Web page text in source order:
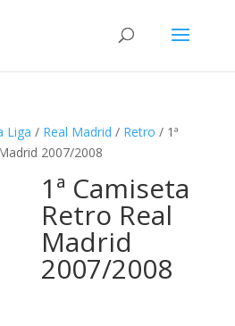
Liga / Real Madrid / Retro / 1ª
2007/2008
1ª Camiseta
Retro Real
Madrid
2007/2008